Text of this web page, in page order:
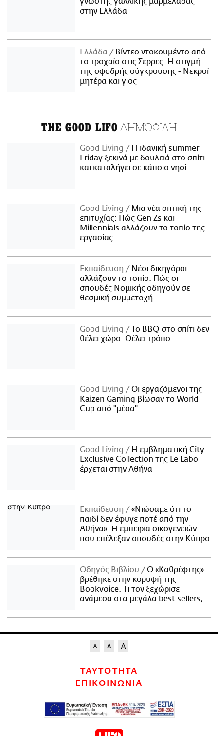
στην Ελλάδα
Ελλάδα
Βίντεο ντοκουμέντο από
το τροχαίο στις Σέρρες: Η στιγμή
της σφοδρής σύγκρουσης - Νεκροί
μητέρα και γιος
THE GOOD LIFO ΔΗΜΟΦΙΛΗ
Good Living
Η ιδανική summer
Friday ξεκινά με δουλειά στο σπίτι
και καταλήγει σε κάποιο νησί
Good Living
Μια νέα οπτική της
επιτυχίας: Πώς Gen Zs και
Millennials αλλάζουν το τοπίο της
εργασίας
Εκπαίδευση
Νέοι δικηγόροι
αλλάζουν το τοπίο: Πώς οι
σπουδές Νομικής οδηγούν σε
θεσμική συμμετοχή
Good Living
Το BBQ στο σπίτι δεν
θέλει χώρο. Θέλει τρόπο.
Good Living
Οι εργαζόμενοι της
Kaizen Gaming βίωσαν το World
Cup από "μέσα"
Good Living
Η εμβληματική City
Exclusive Collection της Le Labo
έρχεται στην Αθήνα
Εκπαίδευση
«Νιώσαμε ότι το
παιδί δεν έφυγε ποτέ από την
Αθήνα»: Η εμπειρία οικογενειών
που επέλεξαν σπουδές στην Κύπρο
Οδηγός Βιβλίου
Ο «Καθρέφτης»
βρέθηκε στην κορυφή της
Bookvoice. Τι τον ξεχώρισε
ανάμεσα στα μεγάλα best sellers;
ΤΑΥΤΟΤΗΤΑ
ΕΠΙΚΟΙΝΩΝΙΑ